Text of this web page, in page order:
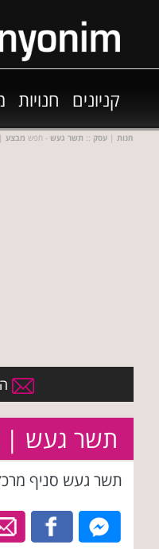
קניונים חנויות
חנות | עסק :: תשר געש - חפש מבצע |
תשר געש | TESHER GAASH
תשר געש סניף